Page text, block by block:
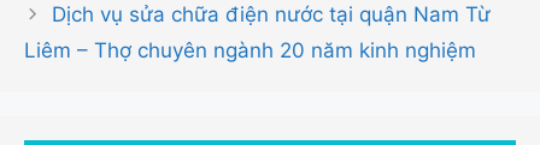
Dịch vụ sửa chữa điện nước tại quận Nam Từ
Liêm – Thợ chuyên ngành 20 năm kinh nghiệm